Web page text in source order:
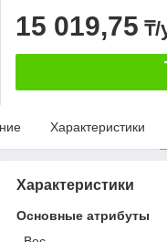
15 019,75 ₸/
Характеристики
Характеристики
Основные атрибуты